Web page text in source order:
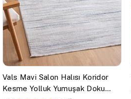
Vals Mavi Salon Halısı Koridor
Kesme Yolluk Yumuşak Doku